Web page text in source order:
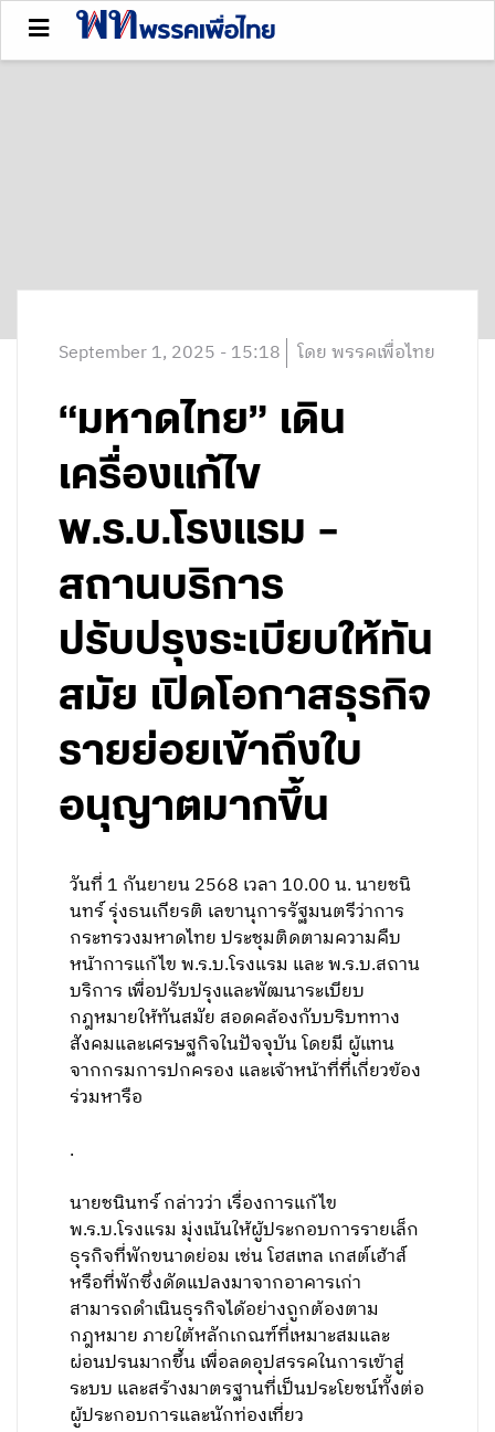
September 1, 2025 - 15:18 โดย พรรคเพื่อไทย
“มหาดไทย” เดิน
เครื่องแก้ไข
พ.ร.บ.โรงแรม –
สถานบริการ
ปรับปรุงระเบียบให้ทัน
สมัย เปิดโอกาสธุรกิจ
รายย่อยเข้าถึงใบ
อนุญาตมากขึ้น
วันที่ 1 กันยายน 2568 เวลา 10.00 น. นายชนิ
นทร์ รุ่งธนเกียรติ เลขานุการรัฐมนตรีว่าการ
กระทรวงมหาดไทย ประชุมติดตามความคืบ
หน้าการแก้ไข พ.ร.บ.โรงแรม และ พ.ร.บ.สถาน
บริการ เพื่อปรับปรุงและพัฒนาระเบียบ
กฎหมายให้ทันสมัย สอดคล้องกับบริบททาง
สังคมและเศรษฐกิจในปัจจุบัน โดยมี ผู้แทน
จากกรมการปกครอง และเจ้าหน้าที่ที่เกี่ยวข้อง
ร่วมหารือ
.
นายชนินทร์ กล่าวว่า เรื่องการแก้ไข
พ.ร.บ.โรงแรม มุ่งเน้นให้ผู้ประกอบการรายเล็ก
ธุรกิจที่พักขนาดย่อม เช่น โฮสเทล เกสต์เฮ้าส์
หรือที่พักซึ่งดัดแปลงมาจากอาคารเก่า
สามารถดำเนินธุรกิจได้อย่างถูกต้องตาม
กฎหมาย ภายใต้หลักเกณฑ์ที่เหมาะสมและ
ผ่อนปรนมากขึ้น เพื่อลดอุปสรรคในการเข้าสู่
ระบบ และสร้างมาตรฐานที่เป็นประโยชน์ทั้งต่อ
ผู้ประกอบการและนักท่องเที่ยว